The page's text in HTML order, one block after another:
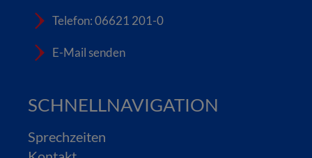
Telefon: 06621 201-0
E-Mail senden
SCHNELLNAVIGATION
Sprechzeiten